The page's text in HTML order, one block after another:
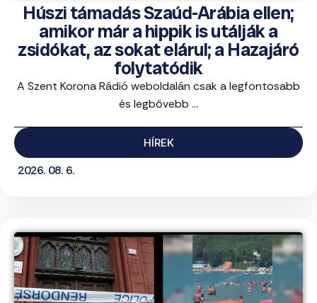
Húszi támadás Szaúd-Arábia ellen;
amikor már a hippik is utálják a
zsidókat, az sokat elárul; a Hazajáró
folytatódik
A Szent Korona Rádió weboldalán csak a legfontosabb
és legbővebb ...
HÍREK
2026. 08. 6.